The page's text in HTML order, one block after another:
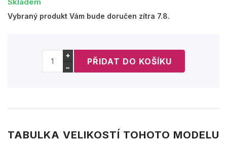
Vybraný produkt Vám bude doručen zítra 7.8.
+
−
TABULKA VELIKOSTÍ TOHOTO MODELU